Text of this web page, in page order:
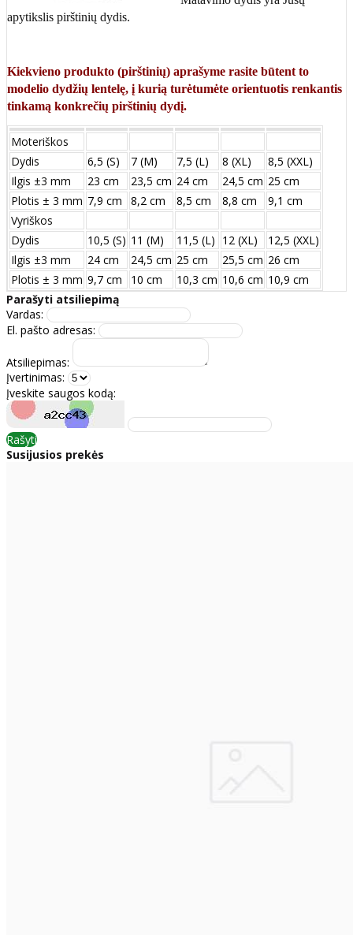
apytikslis pirštinių dydis.
Kiekvieno produkto (pirštinių) aprašyme rasite būtent to
modelio dydžių lentelę, į kurią turėtumėte orientuotis renkantis
tinkamą konkrečių pirštinių dydį.
Moteriškos
Dydis
6,5 (S) 7 (M) 7,5 (L) 8 (XL)
8,5 (XXL)
Ilgis ±3 mm
23 cm 23,5 cm 24 cm 24,5 cm 25 cm
Plotis ± 3 mm 7,9 cm 8,2 cm 8,5 cm 8,8 cm
9,1 cm
Vyriškos
Dydis
10,5 (S) 11 (M) 11,5 (L) 12 (XL)
12,5 (XXL)
Ilgis ±3 mm
24 сm 24,5 сm 25 сm 25,5 сm 26 сm
Plotis ± 3 mm 9,7 сm 10 сm 10,3 сm 10,6 сm 10,9 сm
Parašyti atsiliepimą
Vardas:
El. pašto adresas:
Atsiliepimas:
Įvertinimas:
Įveskite saugos kodą:
Rašyti
Susijusios prekės